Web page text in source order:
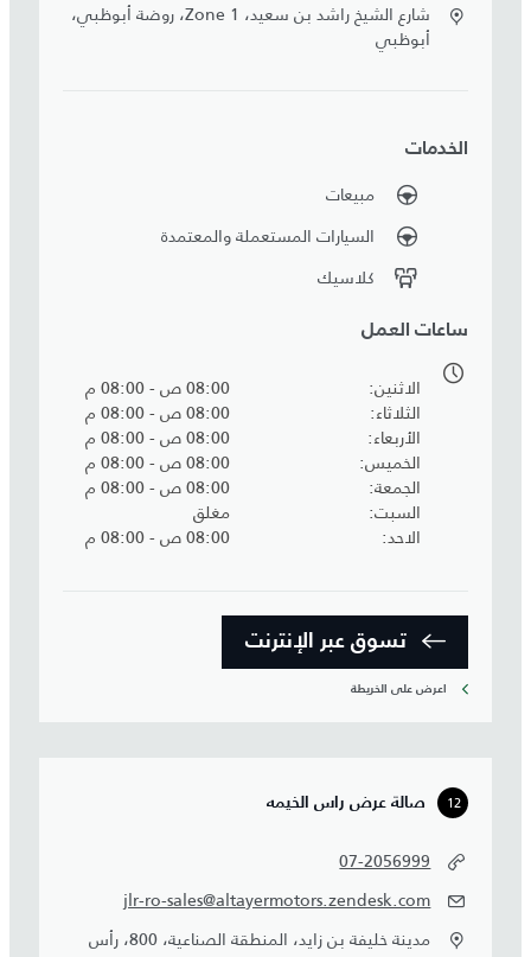
شارع الشيخ راشد بن سعيد، Zone 1، روضة أبوظبي،
أبوظبي
الخدمات
مبيعات
السيارات المستعملة والمعتمدة
كلاسيك
ساعات العمل
الاثنين
08:00 ص - 08:00 م
الثلاثاء
08:00 ص - 08:00 م
الأربعاء
08:00 ص - 08:00 م
الخميس
08:00 ص - 08:00 م
الجمعة
08:00 ص - 08:00 م
السبت
مغلق
الاحد
08:00 ص - 08:00 م
تسوق عبر الإنترنت
اعرض على الخريطة
12 صالة عرض راس الخيمه
07-2056999
jlr-ro-sales@altayermotors.zendesk.com
مدينة خليفة بن زايد، المنطقة الصناعية، 800، رأس